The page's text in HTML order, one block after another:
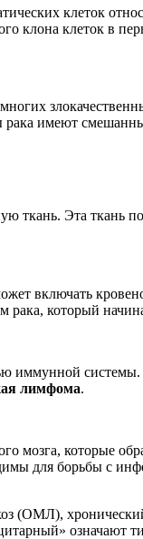
клеток
клона клеток в
рака имеют
ткань. Эта ткань
включать
который
иммунной
лимфома.
мозга, которые
для борьбы с
(ОМЛ),
означают